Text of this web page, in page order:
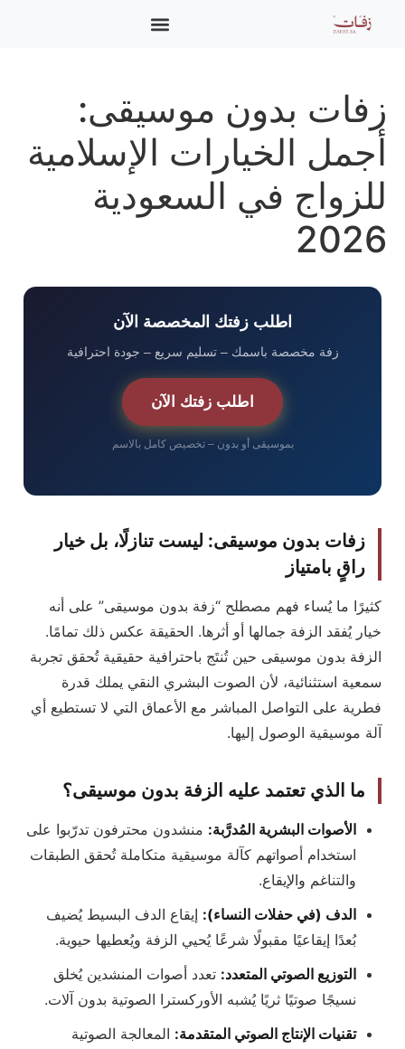
زفات بدون موسيقى:
أجمل الخيارات الإسلامية
للزواج في السعودية
2026
اطلب زفتك المخصصة الآن
زفة مخصصة باسمك – تسليم سريع – جودة احترافية
اطلب زفتك الآن
بموسيقى أو بدون – تخصيص كامل بالاسم
زفات بدون موسيقى: ليست تنازلًا، بل خيار
راقٍ بامتياز
كثيرًا ما يُساء فهم مصطلح “زفة بدون موسيقى” على أنه
خيار يُفقد الزفة جمالها أو أثرها. الحقيقة عكس ذلك تمامًا.
الزفة بدون موسيقى حين تُنتَج باحترافية حقيقية تُحقق تجربة
سمعية استثنائية، لأن الصوت البشري النقي يملك قدرة
فطرية على التواصل المباشر مع الأعماق التي لا تستطيع أي
آلة موسيقية الوصول إليها.
ما الذي تعتمد عليه الزفة بدون موسيقى؟
الأصوات البشرية المُدرَّبة: منشدون محترفون تدرّبوا على
استخدام أصواتهم كآلة موسيقية متكاملة تُحقق الطبقات
والتناغم والإيقاع.
الدف (في حفلات النساء): إيقاع الدف البسيط يُضيف
بُعدًا إيقاعيًا مقبولًا شرعًا يُحيي الزفة ويُعطيها حيوية.
التوزيع الصوتي المتعدد: تعدد أصوات المنشدين يُخلق
نسيجًا صوتيًا ثريًا يُشبه الأوركسترا الصوتية بدون آلات.
تقنيات الإنتاج الصوتي المتقدمة: المعالجة الصوتية